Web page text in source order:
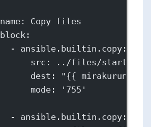
name : Copy files
block :
- ansible.builtin.copy :
src :
../files/startup
dest : "{{
mode :
'755'
- ansible.builtin.copy :